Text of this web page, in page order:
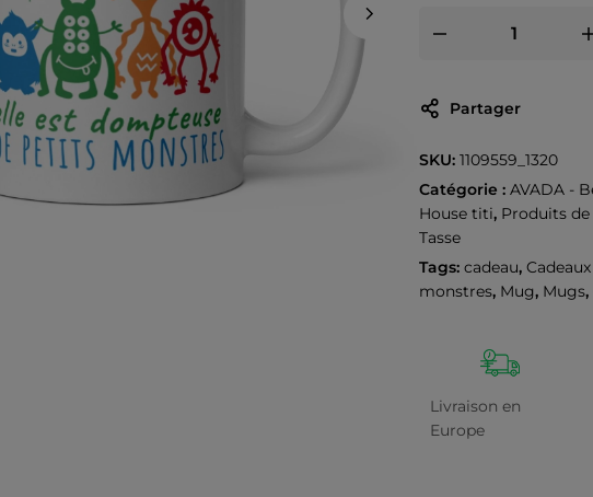
Partager
SKU: 1109559_1320
Catégorie : AVADA -
House titi, Produits
Tasse
Tags: cadeau,
monstres, Mug, Mugs,
Livraison en
Europe